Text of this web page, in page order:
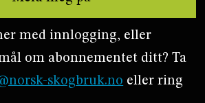
med innlogging, eller
om abonnementet ditt? Ta
skogbruk.no eller ring